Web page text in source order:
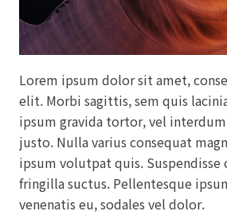
Lorem ipsum dolor sit amet,
elit. Morbi sagittis, sem quis
ipsum gravida tortor, vel
justo. Nulla varius consequat
ipsum volutpat quis. Suspendisse
fringilla suctus. Pellentesque
venenatis eu, sodales vel dolor.